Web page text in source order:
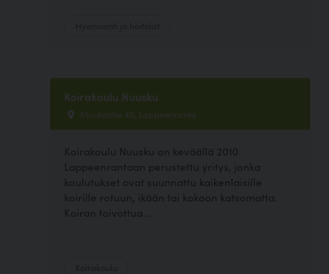
Koirakoulu Nuusku
Muukontie 40, Lappeenranta
Koirakoulu Nuusku on keväällä 2010
Lappeenrantaan perustettu yritys, jonka
koulutukset ovat suunnattu kaikenlaisille
koirille rotuun, ikään tai kokoon katsomatta.
Koiran toivottua...